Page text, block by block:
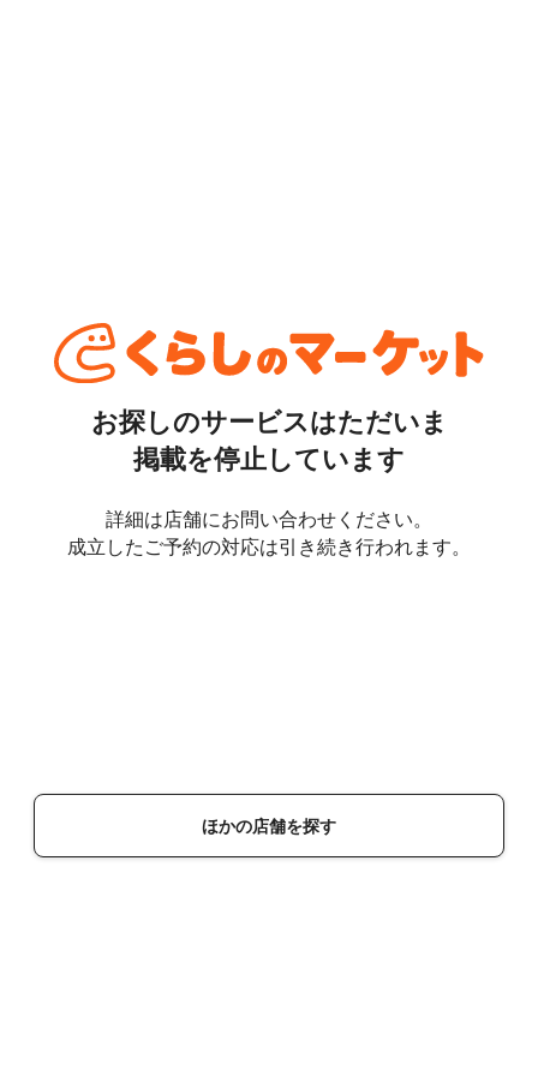
お探しのサービスはただいま
掲載を停止しています
詳細は店舗にお問い合わせください。
成立したご予約の対応は引き続き行われます。
ほかの店舗を探す